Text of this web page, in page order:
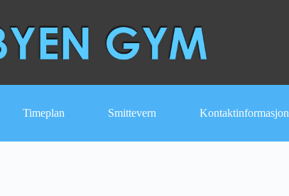
Timeplan Smittevern Kontaktinformasjon